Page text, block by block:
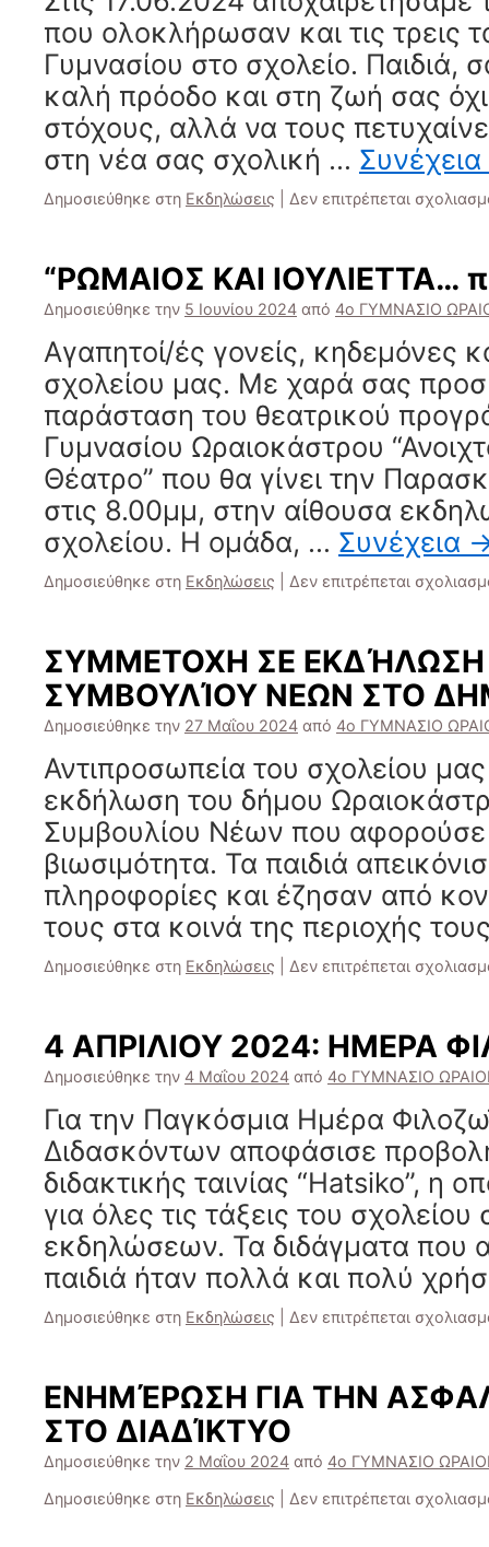
που ολοκλήρωσαν και τις τρεις
Γυμνασίου στο σχολείο. Παιδιά,
καλή πρόοδο και στη ζωή σας
στόχους, αλλά να τους
στη νέα σας σχολική … Συνέχεια
Δημοσιεύθηκε στη Εκδηλώσεις Δεν επιτρέπεται
“ΡΩΜΑΙΟΣ ΚΑΙ ΙΟΥΛΙΕΤΤΑ…
Δημοσιεύθηκε την 5 Ιουνίου 2024 από 4ο ΓΥΜΝΑΣΙΟ
Αγαπητοί/ές γονείς, κηδεμόνες
σχολείου μας. Με χαρά σας
παράσταση του θεατρικού
Γυμνασίου Ωραιοκάστρου
Θέατρο” που θα γίνει την
στις 8.00μμ, στην αίθουσα
σχολείου. Η ομάδα, … Συνέχεια
Δημοσιεύθηκε στη Εκδηλώσεις Δεν επιτρέπεται
ΣΥΜΜΕΤΟΧΗ ΣΕ ΕΚΔΉΛΩΣΗ
ΣΥΜΒΟΥΛΊΟΥ ΝΕΩΝ ΣΤΟ
Δημοσιεύθηκε την 27 Μαΐου 2024 από 4ο ΓΥΜΝΑΣΙΟ
Αντιπροσωπεία του σχολείου
εκδήλωση του δήμου
Συμβουλίου Νέων που αφορούσε
βιωσιμότητα. Τα παιδιά
πληροφορίες και έζησαν από
τους στα κοινά της περιοχής
Δημοσιεύθηκε στη Εκδηλώσεις Δεν επιτρέπεται
4 ΑΠΡΙΛΙΟΥ 2024: ΗΜΕΡΑ
Δημοσιεύθηκε την 4 Μαΐου 2024 από 4ο ΓΥΜΝΑΣΙΟ
Για την Παγκόσμια Ημέρα
Διδασκόντων αποφάσισε
διδακτικής ταινίας “Hatsiko”, η
για όλες τις τάξεις του
εκδηλώσεων. Τα διδάγματα που
παιδιά ήταν πολλά και πολύ
Δημοσιεύθηκε στη Εκδηλώσεις Δεν επιτρέπεται
ΕΝΗΜΈΡΩΣΗ ΓΙΑ ΤΗΝ
ΣΤΟ ΔΙΑΔΊΚΤΥΟ
Δημοσιεύθηκε την 2 Μαΐου 2024 από 4ο ΓΥΜΝΑΣΙΟ
Δημοσιεύθηκε στη Εκδηλώσεις Δεν επιτρέπεται